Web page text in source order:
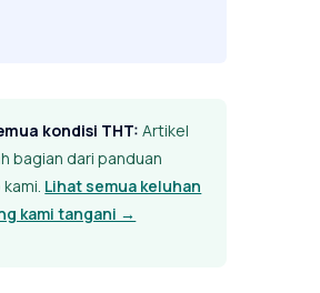
kondisi THT: Artikel
bagian dari panduan
Lihat semua keluhan
kami tangani →